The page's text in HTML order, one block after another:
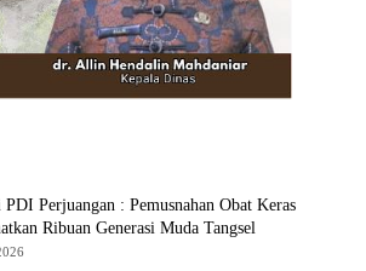
PDI Perjuangan : Pemusnahan Obat Keras
Ribuan Generasi Muda Tangsel